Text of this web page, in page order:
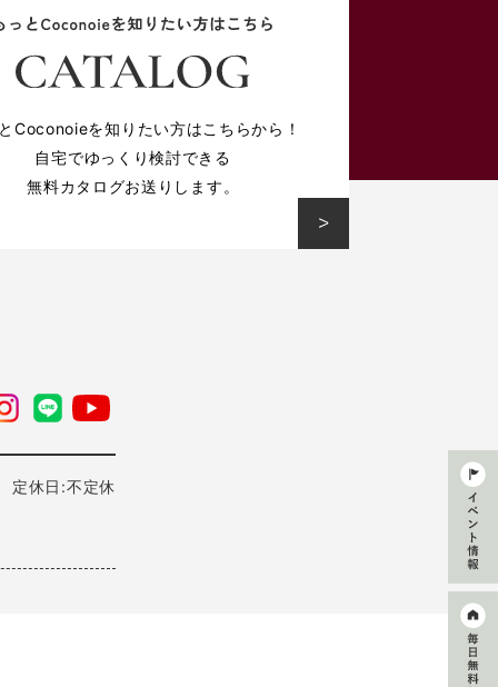
Coconoieを知りたい方はこちらから！
自宅でゆっくり検討できる
無料カタログお送りします。
休日:不定休